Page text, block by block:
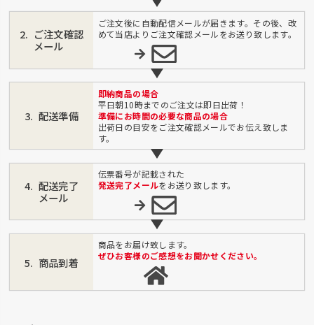
ご注文確認
メール
ご注文後に自動配信メールが届きます。その後、改
めて当店よりご注文確認メールをお送り致します。
配送準備
即納商品の場合
平日朝10時までのご注文は即日出荷！
準備にお時間の必要な商品の場合
出荷日の目安をご注文確認メールでお伝え致しま
す。
配送完了
メール
伝票番号が記載された
発送完了メールをお送り致します。
商品到着
商品をお届け致します。
ぜひお客様のご感想をお聞かせください。